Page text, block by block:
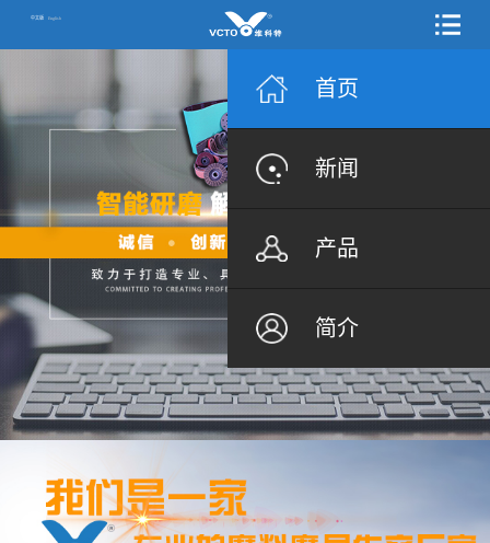
中文版 English
首页
新闻
产品
简介